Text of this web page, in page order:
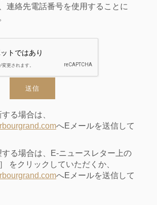
連絡先電話番号を使用することに
送信
る場合は、
へEメールを送信して
る場合は、E-ニュースレター上の
をクリックしていただくか、
へEメールを送信して